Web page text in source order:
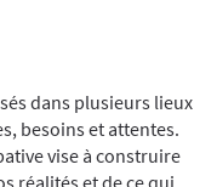
dans plusieurs lieux
besoins et attentes.
vise à construire
réalités et de ce qui